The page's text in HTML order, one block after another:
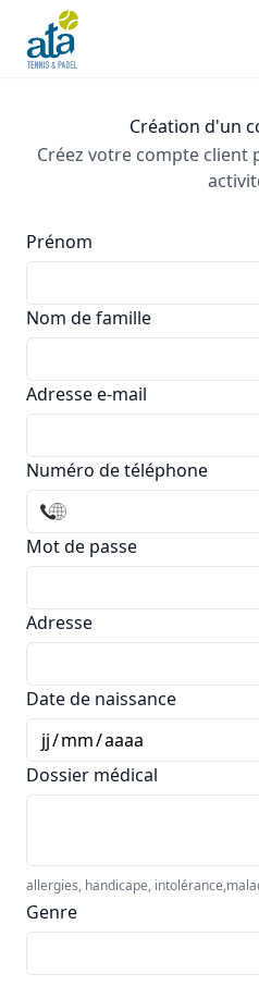
Création d'un
Créez votre compte client
Prénom
Nom de famille
Adresse e-mail
Numéro de téléphone
Mot de passe
Adresse
Date de naissance
jj/mm/aaaa
Dossier médical
allergies, handicape,
Genre